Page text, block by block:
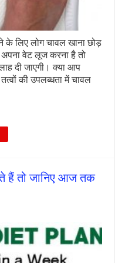
लिए लोग चावल खाना छोड़
वेट लूज करना है तो
दी जाएगी। क्या आप
की उपलब्धता में चावल
हैं तो जानिए आज तक